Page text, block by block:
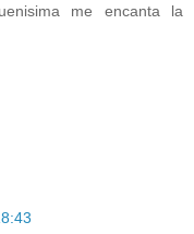
me encanta la